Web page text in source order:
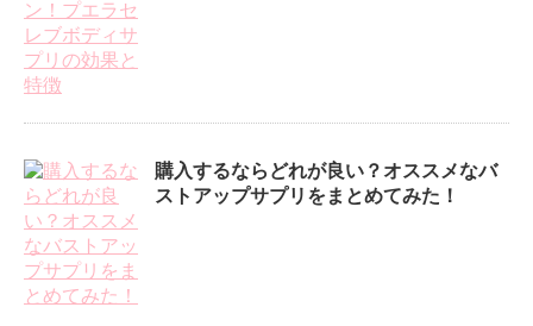
購入するならどれが良い？オススメなバ
ストアップサプリをまとめてみた！